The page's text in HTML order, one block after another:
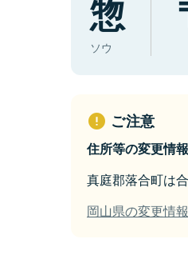
惣
ソウ
ご注意
住所等の変更情報
真庭郡落合町は
岡山県の変更情